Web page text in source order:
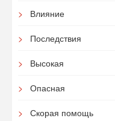
Влияние
Последствия
Высокая
Опасная
Скорая помощь